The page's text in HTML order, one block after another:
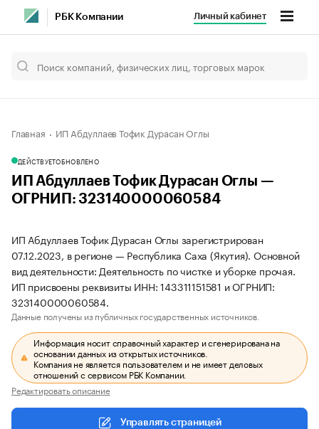
РБК Компании Личный кабинет
Главная ИП Абдуллаев Тофик Дурасан Оглы
ДЕЙСТВУЕТОБНОВЛЕНО
ИП Абдуллаев Тофик Дурасан Оглы —
ОГРНИП: 323140000060584
ИП Абдуллаев Тофик Дурасан Оглы зарегистрирован
07.12.2023, в регионе — Республика Саха (Якутия). Основной
вид деятельности: Деятельность по чистке и уборке прочая.
ИП присвоены реквизиты ИНН: 143311151581 и ОГРНИП:
323140000060584.
Данные получены из публичных государственных источников.
Информация носит справочный характер и сгенерирована на
основании данных из открытых источников.
Компания не является пользователем и не имеет деловых
отношений с сервисом РБК Компании.
Редактировать описание
Управлять страницей